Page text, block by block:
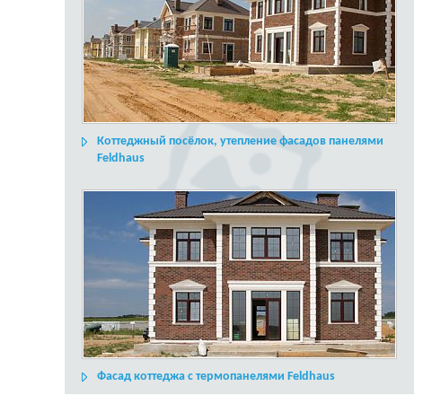
Коттеджный посёлок, утепление фасадов панелями
Feldhaus
Фасад коттеджа с термопанелями Feldhaus